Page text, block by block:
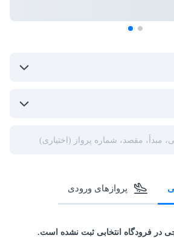
پروازهای ورودی
در فرودگاه انتخابی ثبت نشده است.